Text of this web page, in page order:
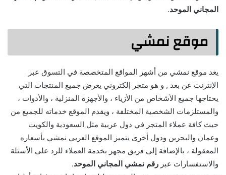
المجاني الموحد.
موقع نمشي
يعد موقع نمشي من أشهر المواقع المتخصصة في التسوق عبر
الإنترنت عن بعد , و هو متجر إلكتروني يعرض جميع المنتجات التي
يحتاجها جميع الأشخاص من الأزياء ، والأجهزة المنزلية ، والأدوات ،
والمستلزمات الشخصية المختلفة ، ويقدم الموقع خدماته للجميع من
حيث كافة عملاء المتجر في دول عربية مثل السعودية والكويت
وعمان والبحرين ودول أخرى يتميز الموقع العربي نمشي بأسعاره
المعقولة ، بالإضافة إلى فريق مجهز بخدمة العملاء للرد على الأسئلة
والاستفسارات عبر رقم نمشي المجاني الموحد.